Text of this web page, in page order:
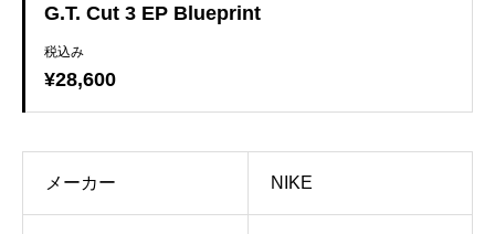
G.T. Cut 3 EP Blueprint
税込み
¥28,600
メーカー NIKE